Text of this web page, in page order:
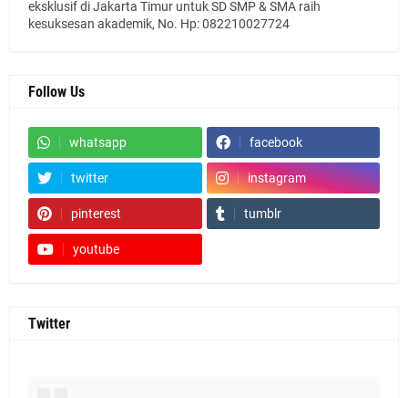
eksklusif di Jakarta Timur untuk SD SMP & SMA raih
kesuksesan akademik, No. Hp: 082210027724
Follow Us
whatsapp facebook
twitter instagram
pinterest tumblr
youtube
Twitter